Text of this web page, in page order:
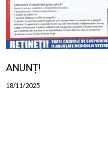
ANUNȚ!
18/11/2025